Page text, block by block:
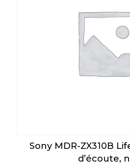
Sony MDR-ZX310B
d’écoute,